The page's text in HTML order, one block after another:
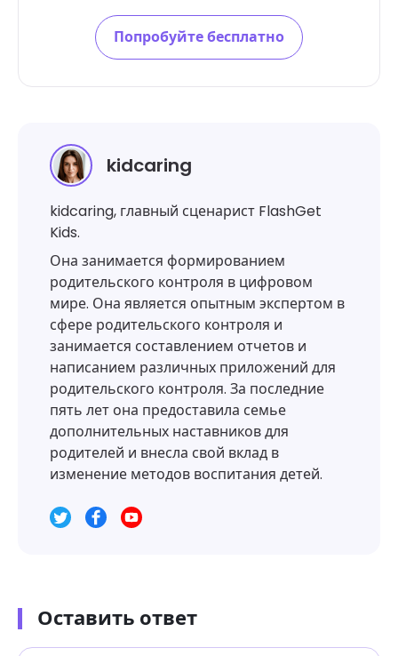
Попробуйте бесплатно
kidcaring
kidcaring, главный сценарист FlashGet
Kids.
Она занимается формированием
родительского контроля в цифровом
мире. Она является опытным экспертом в
сфере родительского контроля и
занимается составлением отчетов и
написанием различных приложений для
родительского контроля. За последние
пять лет она предоставила семье
дополнительных наставников для
родителей и внесла свой вклад в
изменение методов воспитания детей.
Оставить ответ